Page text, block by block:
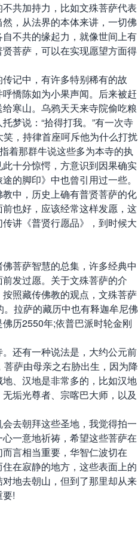
共加持力，比如文殊菩萨代表
，从法界的本体来讲，一切佛
不共的缘起力，就像世间上有
菩萨，可以在实现愿望方面得
记中，有许多特别稀有的故
憍陈如为小果声闻。后来被赶
寒山。乌鸦天天来寺院偷吃粮
梦说：“拾得打我。”有一次寺
，持律首座呵斥他为什么打扰
着那群牛说这些多为本寺的执
十分惊愕，方意识到因果确实
的脚印》中也曾引用过一些。
中，历史上确有普贤菩萨的化
也好，应该经常这样发愿，这
讲《普贤行愿品》，到时候大
菩萨智慧的总集，许多经典中
发过愿。关于文殊菩萨的介
照藏传佛教的观点，文殊菩萨
拉萨的藏历中也有释迦牟尼佛
历2550年;依普巴派时轮金刚
还有一种说法是，大约公元前
萨由母亲之右胁出生，因为降
、汉地是非常多的，比如汉地
垢光尊者、宗喀巴大师，以及
去朝拜这些圣地，我觉得拍一
一意地祈祷，希望这些菩萨在
言相当重要，华智仁波切在
在寂静的地方，这些表面上的
地去朝山，但到了那里却从来
!